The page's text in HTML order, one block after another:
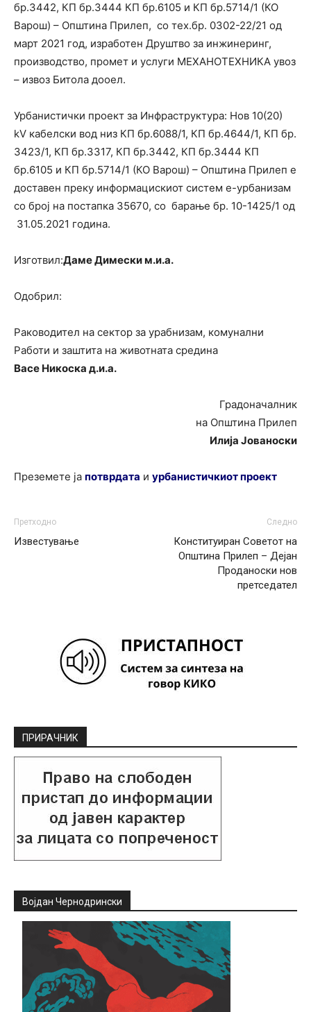
бр.3442, КП бр.3444 КП бр.6105 и КП бр.5714/1 (КО
Варош) – Општина Прилеп, со тех.бр. 0302-22/21 од
март 2021 год, изработен Друштво за инжинеринг,
производство, промет и услуги МЕХАНОТЕХНИКА увоз
– извоз Битола дооел.
Урбанистички проект за Инфраструктура: Нов 10(20)
kV кабелски вод низ КП бр.6088/1, КП бр.4644/1, КП бр.
3423/1, КП бр.3317, КП бр.3442, КП бр.3444 КП
бр.6105 и КП бр.5714/1 (КО Варош) – Општина Прилеп е
доставен преку информацискиот систем е-урбанизам
со број на постапка 35670, со барање бр. 10-1425/1 од
31.05.2021 година.
Изготвил:Даме Димески м.и.а.
Одобрил:
Раководител на сектор за урабнизам, комунални
Работи и заштита на животната средина
Васе Никоска д.и.а.
Градоначалник
на Општина Прилеп
Илија Јованоски
Преземете ја потврдата и урбанистичкиот проект
Претходно
Известување
Следно
Конституиран Советот на
Општина Прилеп – Дејан
Проданоски нов
претседател
ПРИРАЧНИК
Војдан Чернодрински